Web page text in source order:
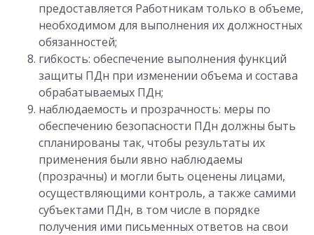
предоставляется Работникам только в объеме,
необходимом для выполнения их должностных
обязанностей;
гибкость: обеспечение выполнения функций
защиты ПДн при изменении объема и состава
обрабатываемых ПДн;
наблюдаемость и прозрачность: меры по
обеспечению безопасности ПДн должны быть
спланированы так, чтобы результаты их
применения были явно наблюдаемы
(прозрачны) и могли быть оценены лицами,
осуществляющими контроль, а также самими
субъектами ПДн, в том числе в порядке
получения ими письменных ответов на свои